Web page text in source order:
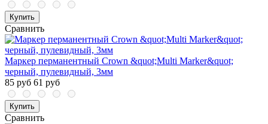
Купить
Сравнить
Маркер перманентный Crown &quot;Multi Marker&quot;
черный, пулевидный, 3мм
85 руб 61 руб
Купить
Сравнить